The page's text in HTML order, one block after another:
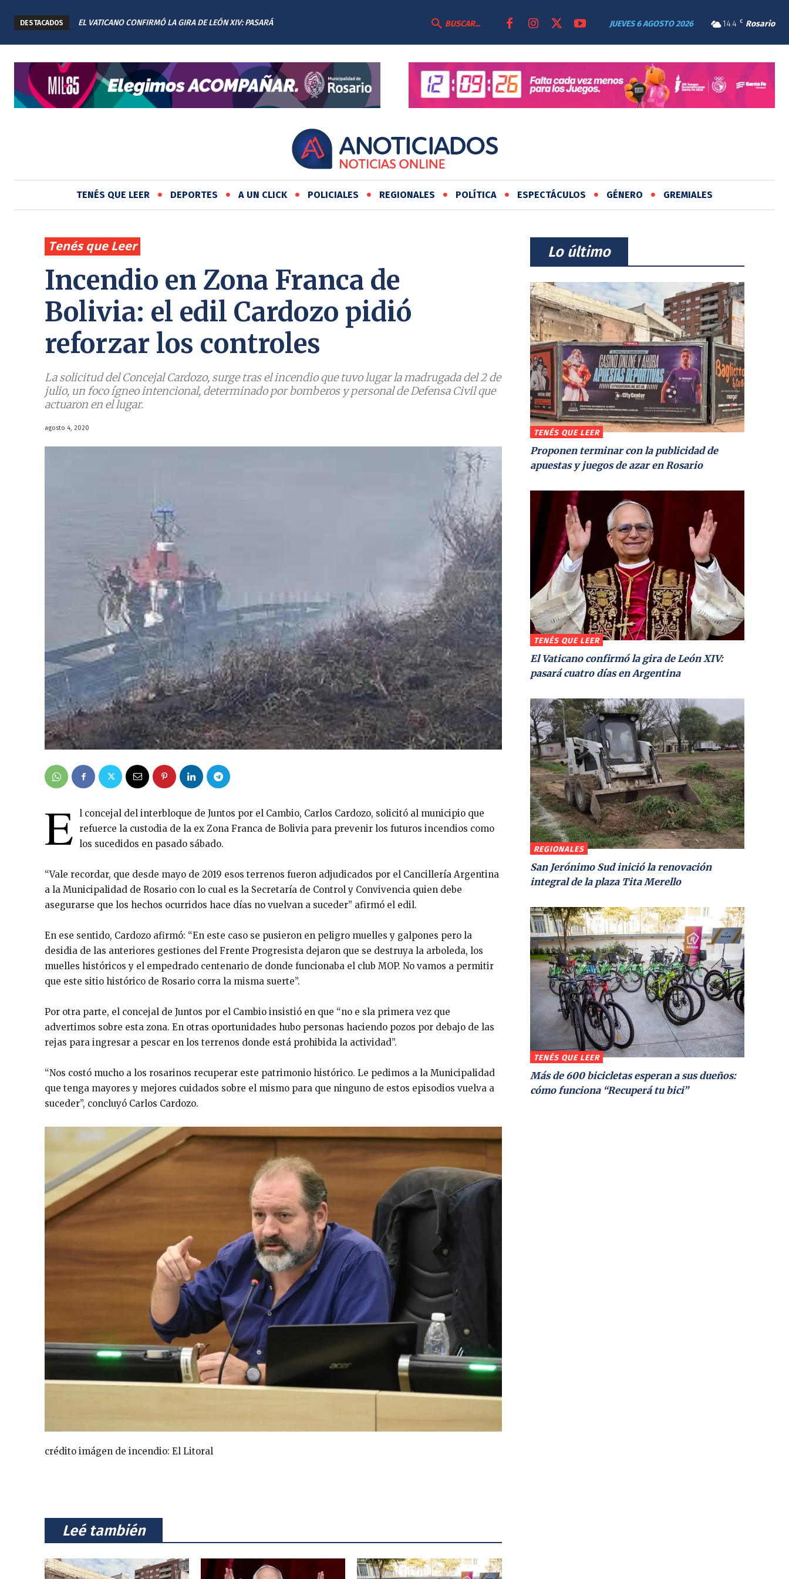
DESTACADOS
EL VATICANO CONFIRMÓ LA GIRA DE LEÓN XIV: PASARÁ
14.4 C Rosario
JUEVES 6 AGOSTO 2026
BUSCAR...
TENÉS QUE LEER DEPORTES A UN CLICK POLICIALES REGIONALES POLÍTICA ESPECTÁCULOS GÉNERO GREMIALES
Tenés que Leer
Incendio en Zona Franca de
Bolivia: el edil Cardozo pidió
reforzar los controles
La solicitud del Concejal Cardozo, surge tras el incendio que tuvo lugar la madrugada del 2 de
julio, un foco ígneo intencional, determinado por bomberos y personal de Defensa Civil que
actuaron en el lugar.
agosto 4, 2020
E l concejal del interbloque de Juntos por el Cambio, Carlos Cardozo, solicitó al municipio que
refuerce la custodia de la ex Zona Franca de Bolivia para prevenir los futuros incendios como
los sucedidos en pasado sábado.
“Vale recordar, que desde mayo de 2019 esos terrenos fueron adjudicados por el Cancillería Argentina
a la Municipalidad de Rosario con lo cual es la Secretaría de Control y Convivencia quien debe
asegurarse que los hechos ocurridos hace días no vuelvan a suceder” afirmó el edil.
En ese sentido, Cardozo afirmó: “En este caso se pusieron en peligro muelles y galpones pero la
desidia de las anteriores gestiones del Frente Progresista dejaron que se destruya la arboleda, los
muelles históricos y el empedrado centenario de donde funcionaba el club MOP. No vamos a permitir
que este sitio histórico de Rosario corra la misma suerte”.
Por otra parte, el concejal de Juntos por el Cambio insistió en que “no e sla primera vez que
advertimos sobre esta zona. En otras oportunidades hubo personas haciendo pozos por debajo de las
rejas para ingresar a pescar en los terrenos donde está prohibida la actividad”.
“Nos costó mucho a los rosarinos recuperar este patrimonio histórico. Le pedimos a la Municipalidad
que tenga mayores y mejores cuidados sobre el mismo para que ninguno de estos episodios vuelva a
suceder”, concluyó Carlos Cardozo.
crédito imágen de incendio: El Litoral
⠀Leé también⠀
⠀Lo último⠀
TENÉS QUE LEER
Proponen terminar con la publicidad de
apuestas y juegos de azar en Rosario
TENÉS QUE LEER
El Vaticano confirmó la gira de León XIV:
pasará cuatro días en Argentina
REGIONALES
San Jerónimo Sud inició la renovación
integral de la plaza Tita Merello
TENÉS QUE LEER
Más de 600 bicicletas esperan a sus dueños:
cómo funciona “Recuperá tu bici”